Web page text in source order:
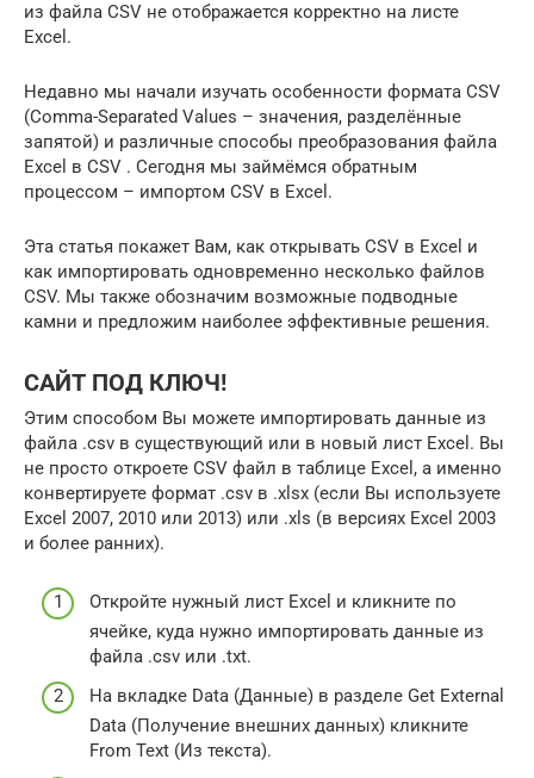
из файла CSV не отображается корректно на листе
Excel.
Недавно мы начали изучать особенности формата CSV
(Comma-Separated Values – значения, разделённые
запятой) и различные способы преобразования файла
Excel в CSV . Сегодня мы займёмся обратным
процессом – импортом CSV в Excel.
Эта статья покажет Вам, как открывать CSV в Excel и
как импортировать одновременно несколько файлов
CSV. Мы также обозначим возможные подводные
камни и предложим наиболее эффективные решения.
САЙТ ПОД КЛЮЧ!
Этим способом Вы можете импортировать данные из
файла .csv в существующий или в новый лист Excel. Вы
не просто откроете CSV файл в таблице Excel, а именно
конвертируете формат .csv в .xlsx (если Вы используете
Excel 2007, 2010 или 2013) или .xls (в версиях Excel 2003
и более ранних).
Откройте нужный лист Excel и кликните по
ячейке, куда нужно импортировать данные из
файла .csv или .txt.
На вкладке Data (Данные) в разделе Get External
Data (Получение внешних данных) кликните
From Text (Из текста).